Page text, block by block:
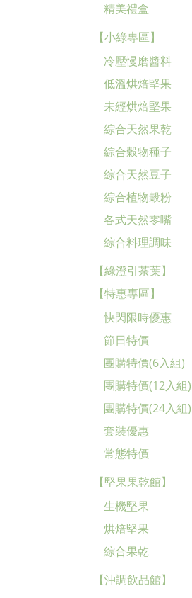
精美禮盒
【小綠專區】
冷壓慢磨醬料
低溫烘焙堅果
未經烘焙堅果
綜合天然果乾
綜合穀物種子
綜合天然豆子
綜合植物穀粉
各式天然零嘴
綜合料理調味
【綠澄引茶葉】
【特惠專區】
快閃限時優惠
節日特價
團購特價(6入組)
團購特價(12入組)
團購特價(24入組)
套裝優惠
常態特價
【堅果果乾館】
生機堅果
烘焙堅果
綜合果乾
【沖調飲品館】